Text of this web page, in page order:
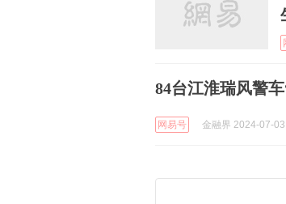
84台江淮瑞风警
网易号 金融界 2024-07-03